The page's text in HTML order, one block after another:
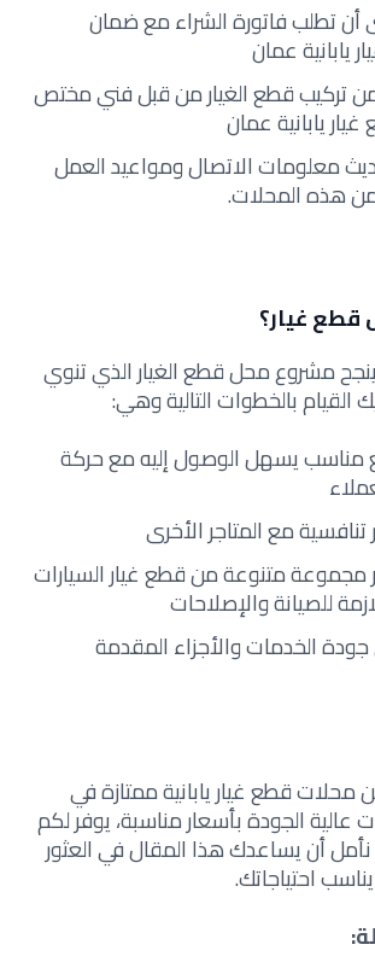
أن تطلب فاتورة الشراء مع ضمان
يابانية عمان
تركيب قطع الغيار من قبل فني مختص
يابانية عمان
معلومات الاتصال ومواعيد العمل
هذه المحلات.
غيار؟
مشروع محل قطع الغيار الذي تنوي
القيام بالخطوات التالية وهي:
مناسب يسهل الوصول إليه مع حركة
مع المتاجر الأخرى
مجموعة متنوعة من قطع غيار السيارات
للصيانة والإصلاحات
جودة الخدمات والأجزاء المقدمة
محلات قطع غيار يابانية ممتازة في
الجودة بأسعار مناسبة، يوفر لكم
نأمل أن يساعدك هذا المقال في العثور
احتياجاتك.